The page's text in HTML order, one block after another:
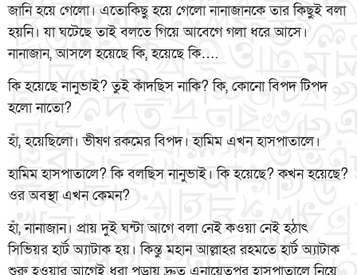
জানি হয়ে গেলো। এতোকিছু হয়ে গেলো নানাজানকে তার কিছুই বলা
হয়নি। যা ঘটেছে তাই বলতে গিয়ে আবেগে গলা ধরে আসে।
নানাজান, আসলে হয়েছে কি, হয়েছে কি….
কি হয়েছে নানুভাই? তুই কাঁদছিস নাকি? কি, কোনো বিপদ টিপদ
হলো নাতো?
হাঁ, হয়েছিলো। ভীষণ রকমের বিপদ। হামিম এখন হাসপাতালে।
হামিম হাসপাতালে? কি বলছিস নানুভাই। কি হয়েছে? কখন হয়েছে?
ওর অবস্থা এখন কেমন?
হাঁ, নানাজান। প্রায় দুই ঘন্টা আগে বলা নেই কওয়া নেই হঠাৎ
সিভিয়র হার্ট অ্যাটাক হয়। কিন্তু মহান আল্লাহর রহমতে হার্ট অ্যাটাক